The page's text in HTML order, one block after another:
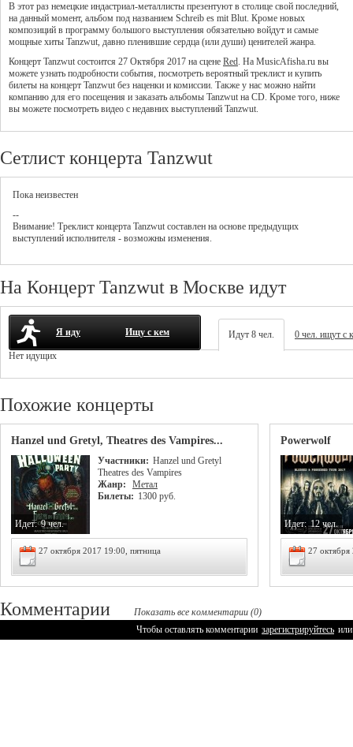
В этот раз немецкие индастриал-металлисты презентуют в столице свой последний,
на данный момент, альбом под названием Schreib es mit Blut. Кроме новых
композиций в программу большого выступления обязательно войдут и самые
мощные хиты Tanzwut, давно пленившие сердца (или души) ценителей жанра.
Концерт Tanzwut состоится 27 Октября 2017 на сцене Red. На MusicAfisha.ru вы
можете узнать подробности события, посмотреть вероятный треклист и купить
билеты на концерт Tanzwut без наценки и комиссии. Также у нас можно найти
компанию для его посещения и заказать альбомы Tanzwut на CD. Кроме того, ниже
вы можете посмотреть видео с недавних выступлений Tanzwut.
Сетлист концерта Tanzwut
Пока неизвестен
--
Внимание! Треклист концерта Tanzwut составлен на основе предыдущих
выступлений исполнителя - возможны изменения.
На Концерт Tanzwut в Москве идут
Я иду Ищу с кем Идут 8 чел.
0 чел. ищут с
Нет идущих
Похожие концерты
Hanzel und Gretyl, Theatres des Vampires...
Участники: Hanzel und Gretyl
Theatres des Vampires
Жанр:
Метал
Билеты: 1300 руб.
Идет: 9 чел.
27 октября 2017 19:00, пятница
Powerwolf
Идет: 12 чел.
27
Комментарии
Показать все комментарии (0)
Чтобы оставлять комментарии зарегистрируйтесь или